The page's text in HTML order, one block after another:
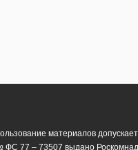
материалов
77 – 73507 выдано